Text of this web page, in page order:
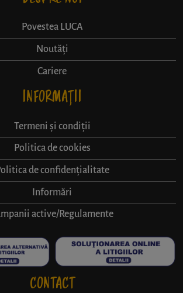
Povestea LUCA
Noutăți
Cariere
INFORMAȚII
Termeni și condiții
Politica de cookies
de confidențialitate
Informări
active/Regulamente
CONTACT